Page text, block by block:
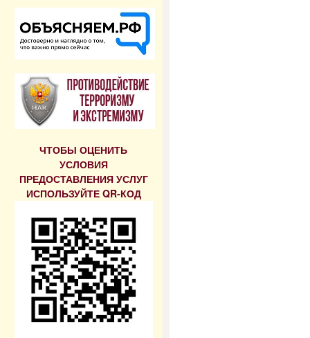
ЧТОБЫ ОЦЕНИТЬ
УСЛОВИЯ
ПРЕДОСТАВЛЕНИЯ УСЛУГ
ИСПОЛЬЗУЙТЕ QR-КОД